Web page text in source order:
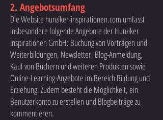
2. Angebotsumfang
Die Website hunziker-inspirationen.com umfasst
insbesondere folgende Angebote der Hunziker
Inspirationen GmbH: Buchung von Vorträgen und
Weiterbildungen, Newsletter, Blog-Anmeldung,
Kauf von Büchern und weiteren Produkten sowie
Online-Learning-Angebote im Bereich Bildung und
Erziehung. Zudem besteht die Möglichkeit, ein
Benutzerkonto zu erstellen und Blogbeiträge zu
kommentieren.